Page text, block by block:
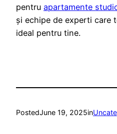
pentru apartamente
și echipe de experti care
ideal pentru tine.
PostedJune 19, 2025in